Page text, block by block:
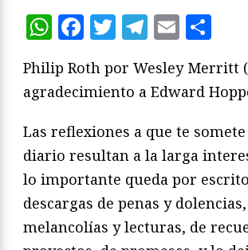
WhatsApp
Facebook
Twitter
Telegram
Email
Philip Roth por Wesley Merritt
agradecimiento a Edward
Las reflexiones a que te
diario resultan a la larga
lo importante queda por
descargas de penas y
melancolías y lecturas, de